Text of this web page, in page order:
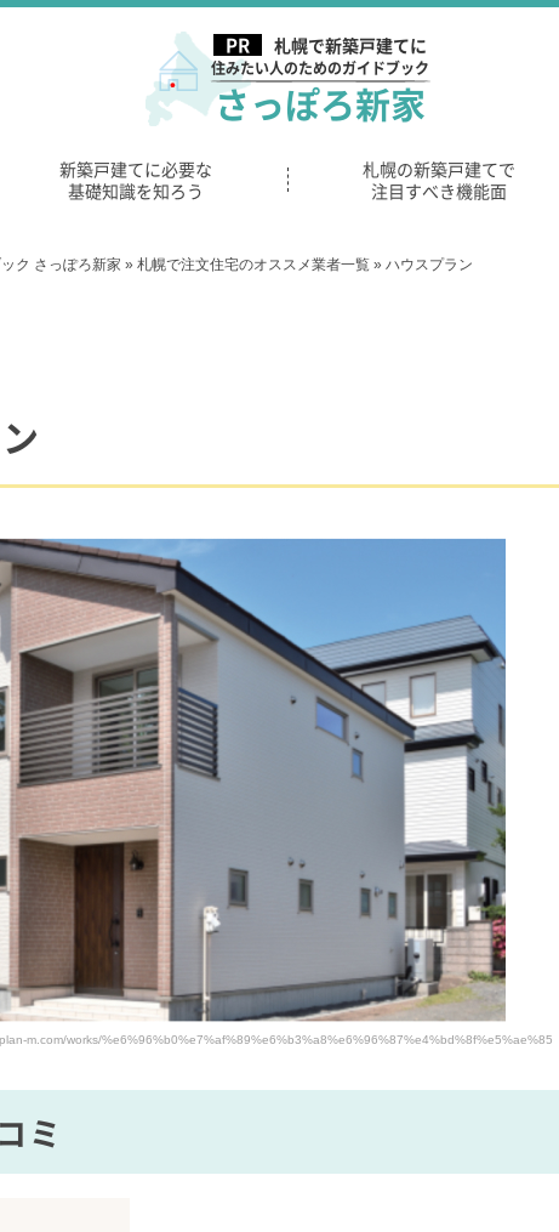
札幌で新築戸建てに
住みたい人のためのガイドブック
さっぽろ新家
新築戸建てに必要な
基礎知識を知ろう
札幌の新築戸建てで
注目すべき機能面
ク さっぽろ新家 » 札幌で注文住宅のオススメ業者一覧 » ハウスプラン
m.com/works/%e6%96%b0%e7%af%89%e6%b3%a8%e6%96%87%e4%bd%8f%e5%ae%85
ミ